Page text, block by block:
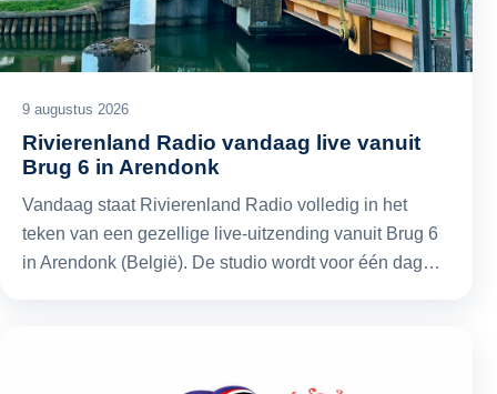
9 augustus 2026
Rivierenland Radio vandaag live vanuit
Brug 6 in Arendonk
Vandaag staat Rivierenland Radio volledig in het
teken van een gezellige live-uitzending vanuit Brug 6
in Arendonk (België). De studio wordt voor één dag…